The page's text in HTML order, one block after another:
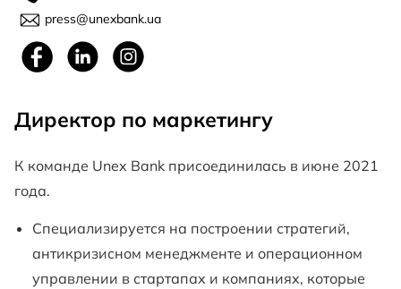
press@unexbank.ua
Директор по маркетингу
К команде Unex Bank присоединилась в июне 2021
года.
Специализируется на построении стратегий,
антикризисном менеджменте и операционном
управлении в стартапах и компаниях, которые